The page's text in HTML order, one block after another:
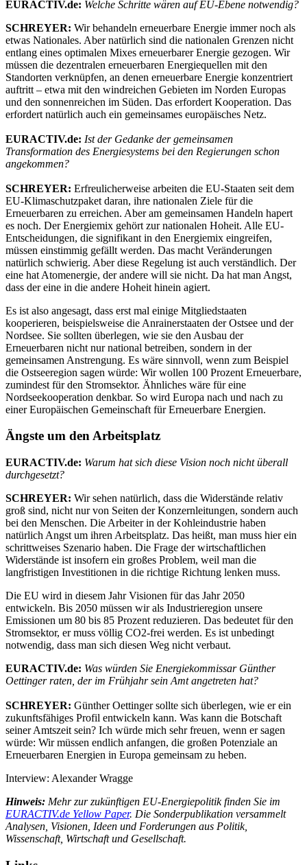
EURACTIV.de: Welche Schritte wären auf EU-Ebene notwendig?
SCHREYER: Wir behandeln erneuerbare Energie immer noch als
etwas Nationales. Aber natürlich sind die nationalen Grenzen nicht
entlang eines optimalen Mixes erneuerbarer Energie gezogen. Wir
müssen die dezentralen erneuerbaren Energiequellen mit den
Standorten verknüpfen, an denen erneuerbare Energie konzentriert
auftritt – etwa mit den windreichen Gebieten im Norden Europas
und den sonnenreichen im Süden. Das erfordert Kooperation. Das
erfordert natürlich auch ein gemeinsames europäisches Netz.
EURACTIV.de: Ist der Gedanke der gemeinsamen
Transformation des Energiesystems bei den Regierungen schon
angekommen?
SCHREYER: Erfreulicherweise arbeiten die EU-Staaten seit dem
EU-Klimaschutzpaket daran, ihre nationalen Ziele für die
Erneuerbaren zu erreichen. Aber am gemeinsamen Handeln hapert
es noch. Der Energiemix gehört zur nationalen Hoheit. Alle EU-
Entscheidungen, die signifikant in den Energiemix eingreifen,
müssen einstimmig gefällt werden. Das macht Veränderungen
natürlich schwierig. Aber diese Regelung ist auch verständlich. Der
eine hat Atomenergie, der andere will sie nicht. Da hat man Angst,
dass der eine in die andere Hoheit hinein agiert.
Es ist also angesagt, dass erst mal einige Mitgliedstaaten
kooperieren, beispielsweise die Anrainerstaaten der Ostsee und der
Nordsee. Sie sollten überlegen, wie sie den Ausbau der
Erneuerbaren nicht nur national betreiben, sondern in der
gemeinsamen Anstrengung. Es wäre sinnvoll, wenn zum Beispiel
die Ostseeregion sagen würde: Wir wollen 100 Prozent Erneuerbare,
zumindest für den Stromsektor. Ähnliches wäre für eine
Nordseekooperation denkbar. So wird Europa nach und nach zu
einer Europäischen Gemeinschaft für Erneuerbare Energien.
Ängste um den Arbeitsplatz
EURACTIV.de: Warum hat sich diese Vision noch nicht überall
durchgesetzt?
SCHREYER: Wir sehen natürlich, dass die Widerstände relativ
groß sind, nicht nur von Seiten der Konzernleitungen, sondern auch
bei den Menschen. Die Arbeiter in der Kohleindustrie haben
natürlich Angst um ihren Arbeitsplatz. Das heißt, man muss hier ein
schrittweises Szenario haben. Die Frage der wirtschaftlichen
Widerstände ist insofern ein großes Problem, weil man die
langfristigen Investitionen in die richtige Richtung lenken muss.
Die EU wird in diesem Jahr Visionen für das Jahr 2050
entwickeln. Bis 2050 müssen wir als Industrieregion unsere
Emissionen um 80 bis 85 Prozent reduzieren. Das bedeutet für den
Stromsektor, er muss völlig CO2-frei werden. Es ist unbedingt
notwendig, dass man sich diesen Weg nicht verbaut.
EURACTIV.de: Was würden Sie Energiekommissar Günther
Oettinger raten, der im Frühjahr sein Amt angetreten hat?
SCHREYER: Günther Oettinger sollte sich überlegen, wie er ein
zukunftsfähiges Profil entwickeln kann. Was kann die Botschaft
seiner Amtszeit sein? Ich würde mich sehr freuen, wenn er sagen
würde: Wir müssen endlich anfangen, die großen Potenziale an
Erneuerbaren Energien in Europa gemeinsam zu heben.
Interview: Alexander Wragge
Hinweis: Mehr zur zukünftigen EU-Energiepolitik finden Sie im
EURACTIV.de Yellow Paper. Die Sonderpublikation versammelt
Analysen, Visionen, Ideen und Forderungen aus Politik,
Wissenschaft, Wirtschaft und Gesellschaft.